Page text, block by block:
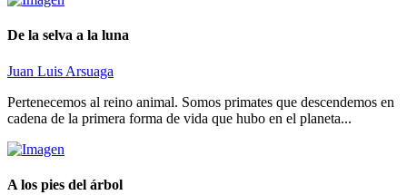
De la selva a la luna
Juan Luis Arsuaga
Pertenecemos al reino animal. Somos primates que descendemos en
cadena de la primera forma de vida que hubo en el planeta...
A los pies del árbol